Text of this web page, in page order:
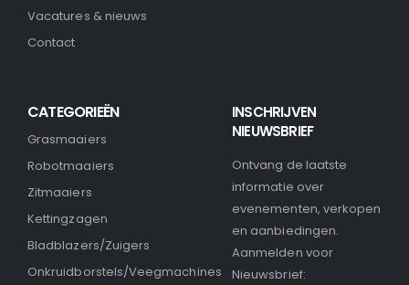
Vacatures & nieuws
Contact
CATEGORIEËN
Grasmaaiers
Robotmaaiers
Zitmaaiers
Kettingzagen
Bladblazers/Zuigers
Onkruidborstels/Veegmachines
INSCHRIJVEN
NIEUWSBRIEF
Ontvang de laatste
informatie over
evenementen, verkopen
en aanbiedingen.
Aanmelden voor
Nieuwsbrief: